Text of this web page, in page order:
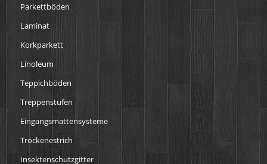
Parkettböden
Laminat
Korkparkett
Linoleum
Teppichböden
Treppenstufen
Eingangsmattensysteme
Trockenestrich
Insektenschutzgitter